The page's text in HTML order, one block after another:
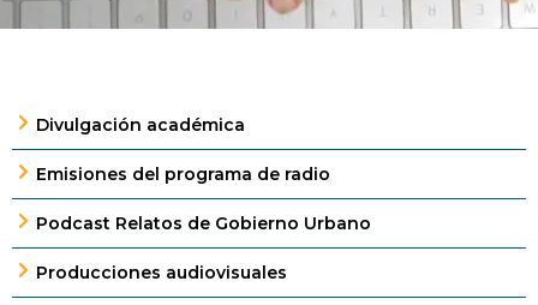
Divulgación académica
Emisiones del programa de radio
Podcast Relatos de Gobierno Urbano
Producciones audiovisuales